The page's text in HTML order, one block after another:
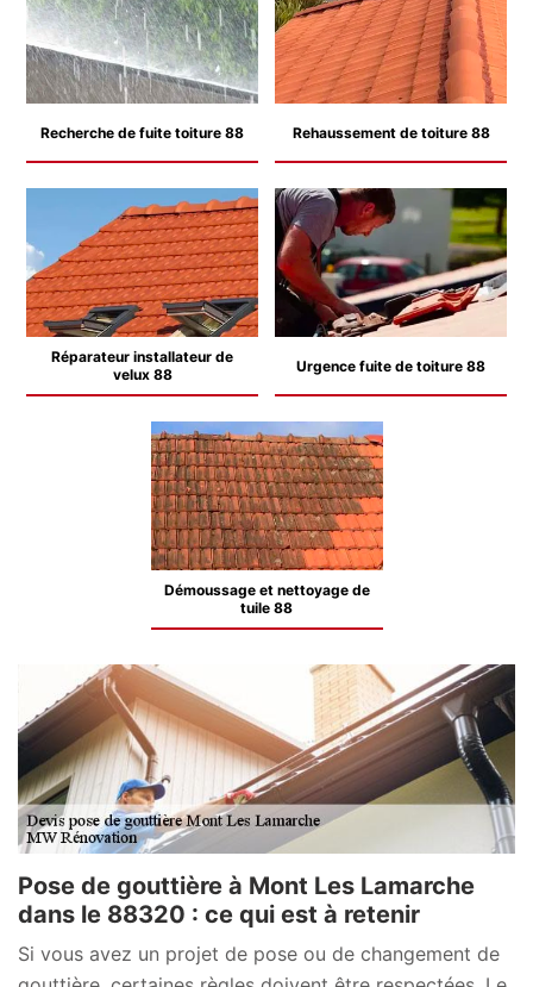
Recherche de fuite toiture 88 Rehaussement de toiture 88
Réparateur installateur de
velux 88
Urgence fuite de toiture 88
Démoussage et nettoyage de
tuile 88
Pose de gouttière à Mont Les Lamarche
dans le 88320 : ce qui est à retenir
Si vous avez un projet de pose ou de changement de